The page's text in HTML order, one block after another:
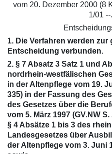
vom 20. Dezember 2000 (8
1/01 --.
1. Die Verfahren werden zur
Entscheidung verbunden.
2. § 7 Absatz 3 Satz 1 und
nordrhein-westfälischen
in der Altenpflege vom 19.
335) in der Fassung des
des Gesetzes über die
vom 5. März 1997 (GV.NW S.
§ 4 Absätze 1 bis 3 des
Landesgesetzes über
der Altenpflege vom 3. Juni